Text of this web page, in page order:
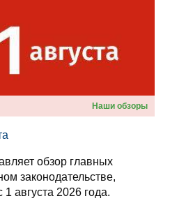
Наши обзоры
обзор главных
законодательстве,
1 августа 2026 года.